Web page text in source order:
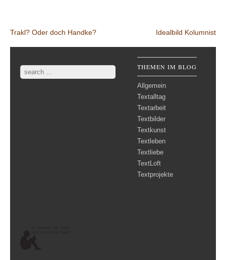
Post navigation
Trakl? Oder doch Handke? Idealbild Kolumnist
Search THEMEN IM BLOG
Allgemein
Textalltag
Textarbeit
Textbilder
Textkunst
Textleben
Textliebe
TextLoft
Textprojekte